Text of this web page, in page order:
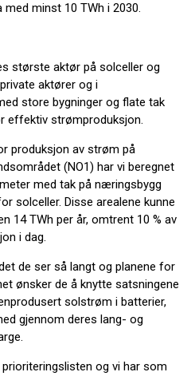
minst 10 TWh i 2030.
største aktør på solceller og
aktører og i
store bygninger og flate tak
effektiv strømproduksjon.
produksjon av strøm på
(NO1) har vi beregnet
med tak på næringsbygg
solceller. Disse arealene kunne
14 TWh per år, omtrent 10 % av
i dag.
de ser så langt og planene for
ønsker de å knytte satsningene
solstrøm i batterier,
gjennom deres lang- og
og vi har som